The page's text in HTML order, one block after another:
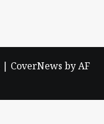
| CoverNews by AF